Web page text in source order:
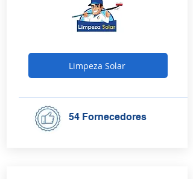
Limpeza Solar
54 Fornecedores